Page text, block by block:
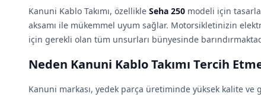
Kanuni Kablo Takımı, özellikle Seha 250 modeli için
aksamı ile mükemmel uyum sağlar. Motorsikletinizin
için gerekli olan tüm unsurları bünyesinde
Neden Kanuni Kablo Takımı Tercih
Kanuni markası, yedek parça üretiminde yüksek kalite